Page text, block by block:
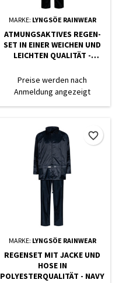
MARKE: LYNGSÖE RAINWEAR
ATMUNGSAKTIVES REGEN-
SET IN EINER WEICHEN UND
LEICHTEN QUALITÄT -
Preise werden nach
Anmeldung angezeigt
MARKE: LYNGSÖE RAINWEAR
REGENSET MIT JACKE UND
HOSE IN
POLYESTERQUALITÄT - NAVY
favorite_border